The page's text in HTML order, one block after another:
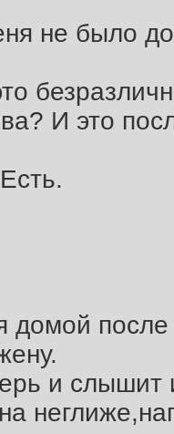
не было
И это
домой
и слышит